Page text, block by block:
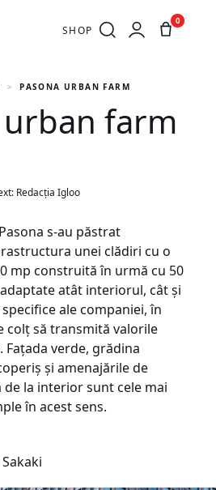
SHOP
0
PASONA URBAN FARM
urban farm
Redacția Igloo
s-au păstrat
unei clădiri cu o
mp construită în urmă cu 50
atât interiorul, cât şi
ale companiei, în
colţ să transmită valorile
verde, grădina
şi amenajările de
la interior sunt cele mai
în acest sens.